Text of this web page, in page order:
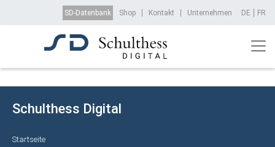
Direkt zum Inhalt
Top Menu
SD-Datenbank Shop Kontakt Unternehmen DE FR
Schulthess Digital
Startseite